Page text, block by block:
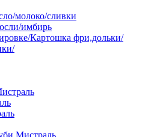
молоко/сливки
имбирь
Картошка фри,дольки/
Мистраль